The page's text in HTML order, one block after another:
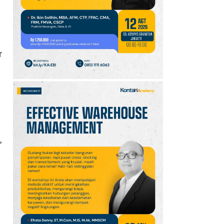
10 Klasemen Grup A Piala
AFF 2026: Ini Skenario
Indonesia Lolos ke
Semifinal